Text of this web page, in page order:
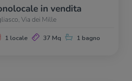
in vendita
Via dei Mille
1 locale 37 Mq 1 bagno